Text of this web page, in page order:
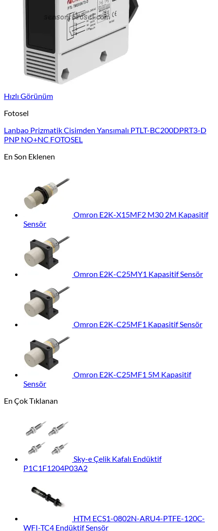
Hızlı Görünüm
Fotosel
Lanbao Prizmatik Cisimden Yansımalı PTLT-BC200DPRT3-D
PNP NO+NC FOTOSEL
En Son Eklenen
Omron E2K-X15MF2 M30 2M Kapasitif
Sensör
Omron E2K-C25MY1 Kapasitif Sensör
Omron E2K-C25MF1 Kapasitif Sensör
Omron E2K-C25MF1 5M Kapasitif
Sensör
En Çok Tıklanan
Sky-e Çelik Kafalı Endüktif
P1C1F1204P03A2
HTM ECS1-0802N-ARU4-PTFE-120C-
WFI-TC4 Endüktif Sensör